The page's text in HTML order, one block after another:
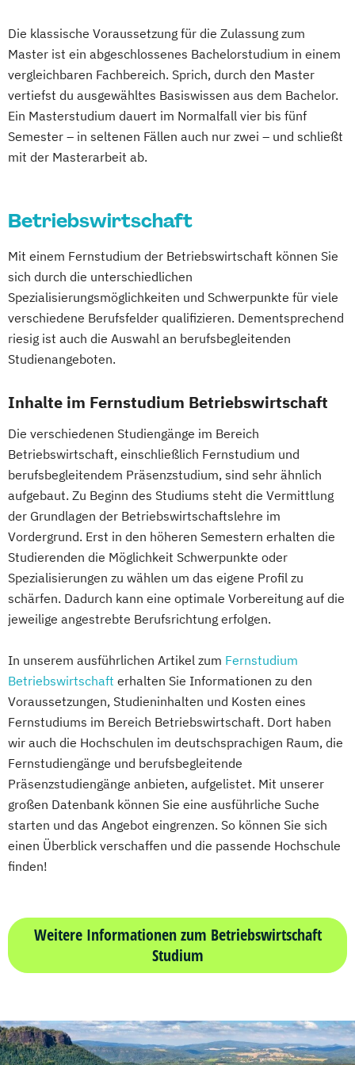
Engineering Management
Fahrzeugtechnik Game Design
Game Development
Gestaltung interaktiver Systeme
IT-Sicherheit Industriedesign
Informatik Ingenieurpsychologie
Profil Anwendung
Kunststofftechnik
Lebensmittelverfahrenstechnik
Leit- und Sicherungstechnik
Maschinenbau
Maschinenbau (M. Eng.) 3 oder 4 Semester
Mathematik für Studierende
wirtschaftswissenschaftlicher Fächer
Mechatronik
Mechatronik (M. Eng.) 3 oder 4 Semester
Mediengestaltung
Medizintechnik (B. Eng.)/(B. Sc.)
Nachhaltiges Design
Nationale und internationale Zertifizierung
und Produktkennzeichnung
New Venture Management
Prozesssimulation in der
Verfahrenstechnik
Regenerative Energietechnik
Technikfolgen­abschätzung
Technische Betriebswirtschaft
Technische Informatik
Wasserstofftechnologien
Weiterbildung IT Sicherheit Management
Wirtschaftsinformatik
Wirtschaftsingenieurwesen
Wirtschaftsingenieurwesen Digitale
Produktion (B. Eng.) 6 oder 7 Semester
Wirtschaftsingenieurwesen Erneuerbare
Intelligenz (B. Eng.) 6 oder 7 Semester
Wirtschaftsingenieurwesen Lebensmittel
Human Resource Management
(Kurzversion)
Informatik
Intercultural Management
International Business Administration
Kindheits- und Jugendpädagogik
Marketing und Sales Management
Personalmanagement und Corporate
Learning
Pflege
Pflegemanagement
Planung logistischer Netzwerke
Politikwissenschaft und Management
Psychologie mit Schwerpunkt Arbeits-
Psychologie mit Schwerpunkt
Gesundheitspsychologie
Psychologie mit Schwerpunkt Klinische
Psychologie und Psychologische Beratung
Psychologie mit Schwerpunkt
Psycholoische Diagnostik und Evaluation
Psychologie mit Schwerpunkt
Pädagogische Psychologie
Sozialmanagement
Strategy & Leadership Taxation
Accounting Finance
UX Design & Management
Wirtschaftspsychologie Wirtschaftsrecht
Geschichte Europas - Epochen
Umbrüche
Verflechtungen
Governance
Hagener Zertifikatsstudium Management
IT-Betriebswirt/in Informatik
Intensivkurs BWL Kulturwissenschaften
Lawyer and Legal Practice
Mathematik Mediation
Kontext
Politikwissenschaft
Verwaltungswissenschaft Soziologie
Praktische Informatik
Recht für Patentanwältinnen und
Soziologie - Zugänge zur
Gegenwartsgesellschaft
Sportrecht
Steuer- und Rechtsbetriebswirt/in
Steuerstrafrecht Umweltmanager(in)
Umweltwissenschaften Volkswirtschaft
Wirtschafts- und Arbeitsrecht
Wirtschaftsinformatik
Wirtschaftsprivatrecht kompakt
Die klassische Voraussetzung für die Zulassung zum
Master ist ein abgeschlossenes Bachelorstudium in einem
vergleichbaren Fachbereich. Sprich, durch den Master
vertiefst du ausgewähltes Basiswissen aus dem Bachelor.
Ein Masterstudium dauert im Normalfall vier bis fünf
Semester – in seltenen Fällen auch nur zwei – und schließt
mit der Masterarbeit ab.
Betriebswirtschaft
Mit einem Fernstudium der Betriebswirtschaft können Sie
sich durch die unterschiedlichen
Spezialisierungsmöglichkeiten und Schwerpunkte für viele
verschiedene Berufsfelder qualifizieren. Dementsprechend
riesig ist auch die Auswahl an berufsbegleitenden
Studienangeboten.
Inhalte im Fernstudium Betriebswirtschaft
Die verschiedenen Studiengänge im Bereich
Betriebswirtschaft, einschließlich Fernstudium und
berufsbegleitendem Präsenzstudium, sind sehr ähnlich
aufgebaut. Zu Beginn des Studiums steht die Vermittlung
der Grundlagen der Betriebswirtschaftslehre im
Vordergrund. Erst in den höheren Semestern erhalten die
Studierenden die Möglichkeit Schwerpunkte oder
Spezialisierungen zu wählen um das eigene Profil zu
schärfen. Dadurch kann eine optimale Vorbereitung auf die
jeweilige angestrebte Berufsrichtung erfolgen.
In unserem ausführlichen Artikel zum Fernstudium
Betriebswirtschaft erhalten Sie Informationen zu den
Voraussetzungen, Studieninhalten und Kosten eines
Fernstudiums im Bereich Betriebswirtschaft. Dort haben
wir auch die Hochschulen im deutschsprachigen Raum, die
Fernstudiengänge und berufsbegleitende
Präsenzstudiengänge anbieten, aufgelistet. Mit unserer
großen Datenbank können Sie eine ausführliche Suche
starten und das Angebot eingrenzen. So können Sie sich
einen Überblick verschaffen und die passende Hochschule
finden!
Weitere Informationen zum Betriebswirtschaft
Studium